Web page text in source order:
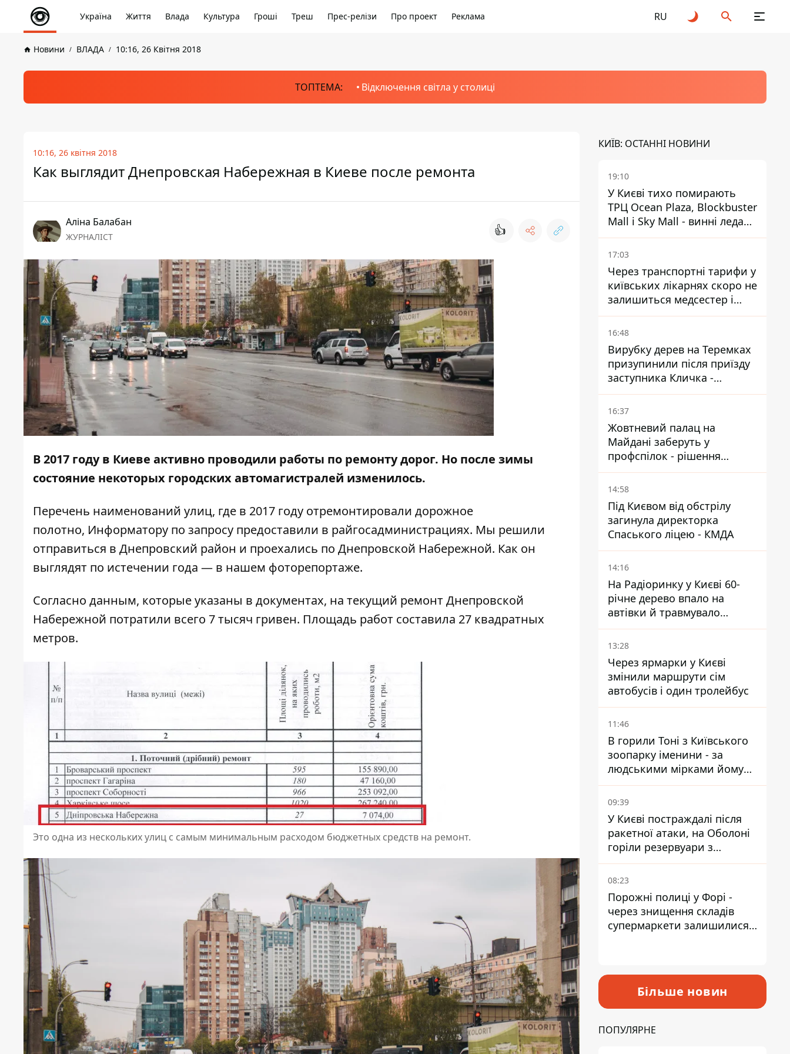
Україна Життя Влада Культура Гроші Треш Прес-релізи Про проект Реклама RU
Новини ВЛАДА 10:16, 26 Квітня 2018
ТОПТЕМА: Відключення світла у столиці
10:16, 26 квітня 2018
Как выглядит Днепровская Набережная в Киеве после ремонта
Аліна Балабан
ЖУРНАЛІСТ 👍
В 2017 году в Киеве активно проводили работы по ремонту дорог. Но после зимы
состояние некоторых городских автомагистралей изменилось.
Перечень наименований улиц, где в 2017 году отремонтировали дорожное
полотно, Информатору по запросу предоставили в райгосадминистрациях. Мы решили
отправиться в Днепровский район и проехались по Днепровской Набережной. Как он
выглядят по истечении года — в нашем фоторепортаже.
Согласно данным, которые указаны в документах, на текущий ремонт Днепровской
Набережной потратили всего 7 тысяч гривен. Площадь работ составила 27 квадратных
метров.
Это одна из нескольких улиц с самым минимальным расходом бюджетных средств на ремонт.
КИЇВ: ОСТАННІ НОВИНИ
19:10
У Києві тихо помирають
ТРЦ Ocean Plaza, Blockbuster
Mall і Sky Mall - винні ледачі
менеджери й канібалізм
17:03
Через транспортні тарифи у
київських лікарнях скоро не
залишиться медсестер і
санітарок - професор
Голубовська
16:48
Вирубку дерев на Теремках
призупинили після приїзду
заступника Кличка -
почався діалог
16:37
Жовтневий палац на
Майдані заберуть у
профспілок - рішення
Господарського суду
14:58
Під Києвом від обстрілу
загинула директорка
Спаського ліцею - КМДА
14:16
На Радіоринку у Києві 60-
річне дерево впало на
автівки й травмувало
людину - подробиці
13:28
Через ярмарки у Києві
змінили маршрути сім
автобусів і один тролейбус
11:46
В горили Тоні з Київського
зоопарку іменини - за
людськими мірками йому
вже понад 90 років
09:39
У Києві постраждалі після
ракетної атаки, на Оболоні
горіли резервуари з
паливом
08:23
Порожні полиці у Форі -
через знищення складів
супермаркети залишилися
Більше новин
ПОПУЛЯРНЕ